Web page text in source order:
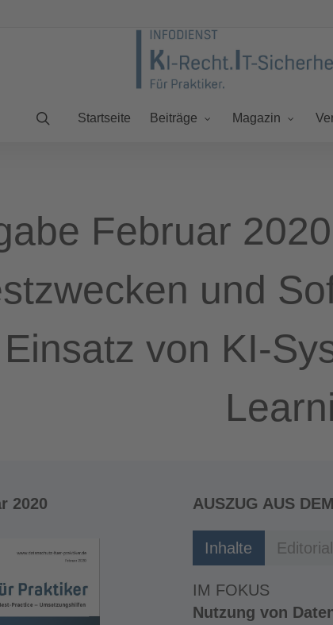
Startseite Beiträge Magazin
Februar
und
von KI-
2020 AUSZUG AUS
Inhalte Editorial
IM FOKUS
Nutzung von